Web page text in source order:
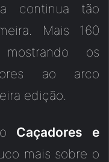
continua tão
Mais 160
mostrando os
ao arco
edição.
Caçadores e
mais sobre o